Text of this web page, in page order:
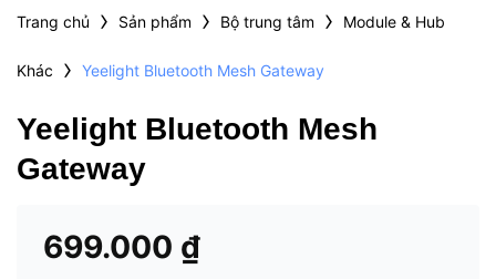
Trang chủ › Sản phẩm › Bộ trung tâm › Module & Hub
Khác › Yeelight Bluetooth Mesh Gateway
Yeelight Bluetooth Mesh
Gateway
699.000 ₫